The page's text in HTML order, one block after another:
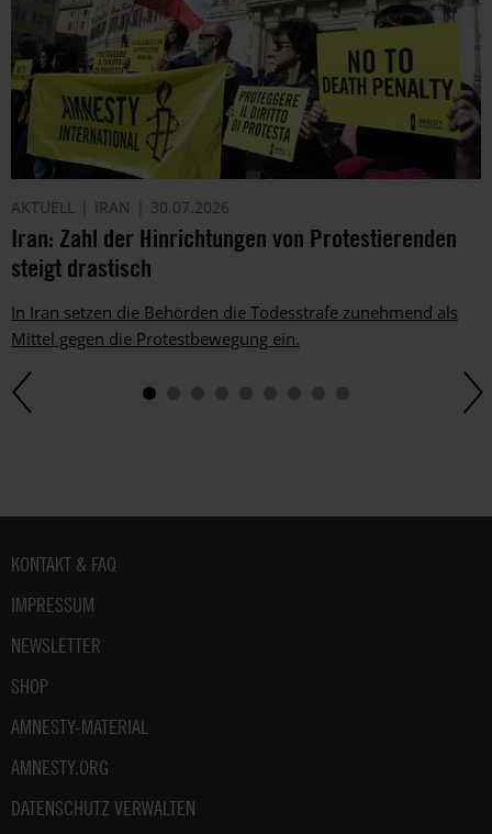
AKTUELL IRAN 30.07.2026
Iran: Zahl der Hinrichtungen von Protestierenden
steigt drastisch
In Iran setzen die Behörden die Todesstrafe zunehmend als
Mittel gegen die Protestbewegung ein.
Fußbereich
KONTAKT & FAQ
IMPRESSUM
NEWSLETTER
SHOP
AMNESTY-MATERIAL
AMNESTY.ORG
DATENSCHUTZ VERWALTEN